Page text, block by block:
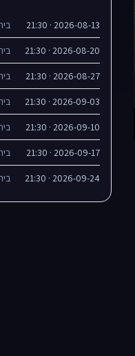
2026-08-13 · 21:30
2026-08-20 · 21:30
2026-08-27 · 21:30
2026-09-03 · 21:30
2026-09-10 · 21:30
2026-09-17 · 21:30
2026-09-24 · 21:30